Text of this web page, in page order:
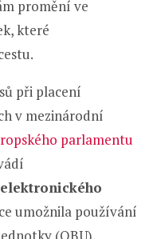
promění ve
které
při placení
v mezinárodní
parlamentu
umožnila používání